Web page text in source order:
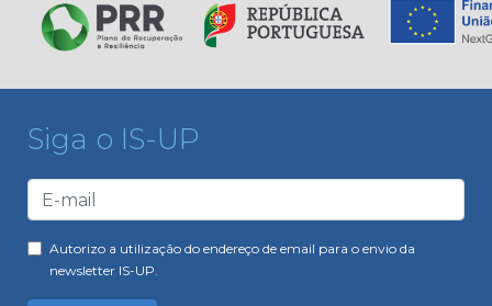
Siga o IS-UP
Autorizo a utilização do endereço de email para o envio da
newsletter IS-UP.